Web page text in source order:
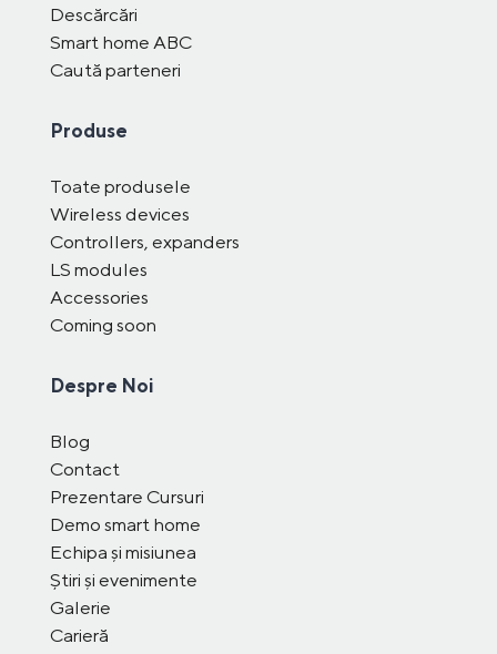
Descărcări
Smart home ABC
Caută parteneri
Produse
Toate produsele
Wireless devices
Controllers, expanders
LS modules
Accessories
Coming soon
Despre Noi
Blog
Contact
Prezentare Cursuri
Demo smart home
Echipa și misiunea
Știri și evenimente
Galerie
Carieră